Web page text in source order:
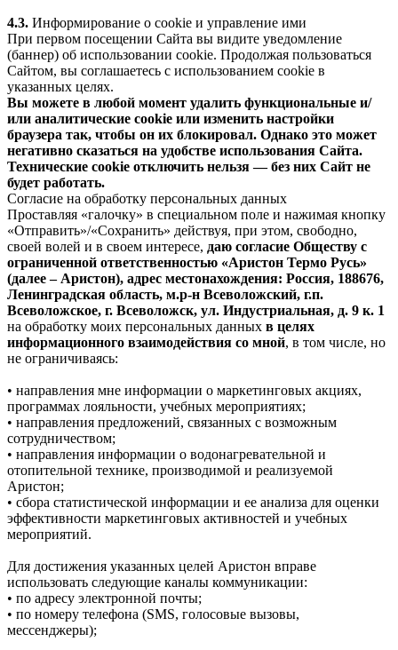
4.3. Информирование о cookie и управление ими
При первом посещении Сайта вы видите уведомление
(баннер) об использовании cookie. Продолжая пользоваться
Сайтом, вы соглашаетесь с использованием cookie в
указанных целях.
Вы можете в любой момент удалить функциональные и/
или аналитические cookie или изменить настройки
браузера так, чтобы он их блокировал. Однако это может
негативно сказаться на удобстве использования Сайта.
Технические cookie отключить нельзя — без них Сайт не
будет работать.
Согласие на обработку персональных данных
Проставляя «галочку» в специальном поле и нажимая кнопку
«Отправить»/«Сохранить» действуя, при этом, свободно,
своей волей и в своем интересе, даю согласие Обществу с
ограниченной ответственностью «Аристон Термо Русь»
(далее – Аристон), адрес местонахождения: Россия, 188676,
Ленинградская область, м.р-н Всеволожский, г.п.
Всеволожское, г. Всеволожск, ул. Индустриальная, д. 9 к. 1
на обработку моих персональных данных в целях
информационного взаимодействия со мной, в том числе, но
не ограничиваясь:
• направления мне информации о маркетинговых акциях,
программах лояльности, учебных мероприятиях;
• направления предложений, связанных с возможным
сотрудничеством;
• направления информации о водонагревательной и
отопительной технике, производимой и реализуемой
Аристон;
• сбора статистической информации и ее анализа для оценки
эффективности маркетинговых активностей и учебных
мероприятий.
Для достижения указанных целей Аристон вправе
использовать следующие каналы коммуникации:
• по адресу электронной почты;
• по номеру телефона (SMS, голосовые вызовы,
мессенджеры);